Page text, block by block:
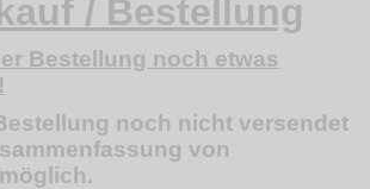
/ Bestellung
Bestellung noch etwas
noch nicht versendet
von